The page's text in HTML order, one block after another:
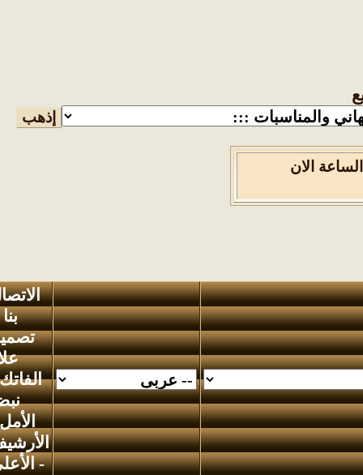
, الساعة الان
الاتصال
بنا -
تصميم
علاء
الفاتك-
نبض
الأمل-
الأرشيف
-الأعلى